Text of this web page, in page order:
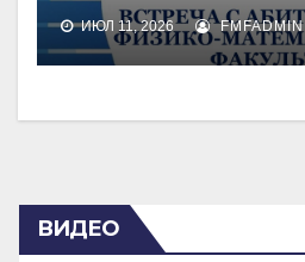
ИЮЛ 11, 2026 FMFADMIN
ВИДЕО